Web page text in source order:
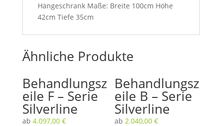
Hängeschrank Maße: Breite 100cm Höhe
42cm Tiefe 35cm
Ähnliche Produkte
Behandlungsz
eile F – Serie
Silverline
ab 4.097,00 €
Behandlungsz
eile B – Serie
Silverline
ab2.040,00€